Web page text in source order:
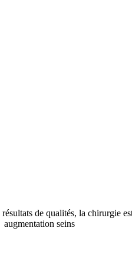
de qualités, la chirurgie
augmentation seins